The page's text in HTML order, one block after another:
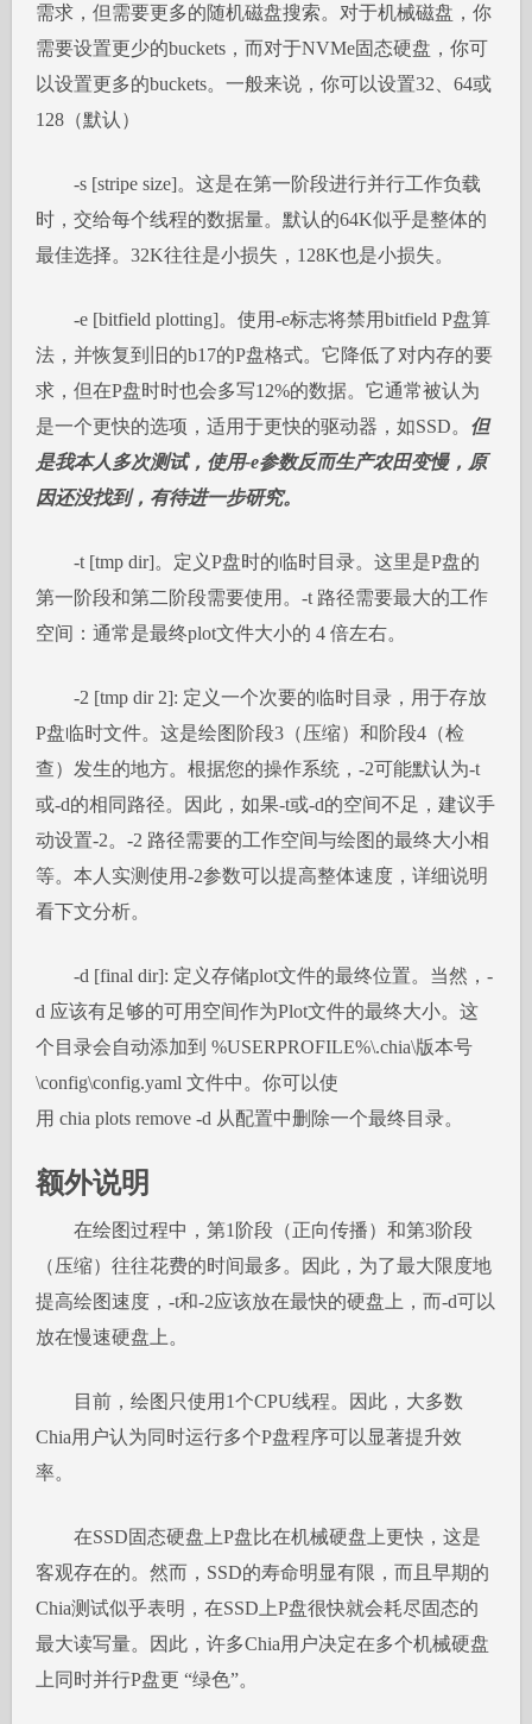
需求，但需要更多的随机磁盘搜索。对于机械磁盘，你
需要设置更少的buckets，而对于NVMe固态硬盘，你可
以设置更多的buckets。一般来说，你可以设置32、64或
128（默认）
-s [stripe size]。这是在第一阶段进行并行工作负载
时，交给每个线程的数据量。默认的64K似乎是整体的
最佳选择。32K往往是小损失，128K也是小损失。
-e [bitfield plotting]。使用-e标志将禁用bitfield P盘算
法，并恢复到旧的b17的P盘格式。它降低了对内存的要
求，但在P盘时时也会多写12%的数据。它通常被认为
是一个更快的选项，适用于更快的驱动器，如SSD。 但
是我本人多次测试，使用-e参数反而生产农田变慢，原
因还没找到，有待进一步研究。
-t [tmp dir]。定义P盘时的临时目录。这里是P盘的
第一阶段和第二阶段需要使用。-t 路径需要最大的工作
空间：通常是最终plot文件大小的 4 倍左右。
-2 [tmp dir 2]: 定义一个次要的临时目录，用于存放
P盘临时文件。这是绘图阶段3（压缩）和阶段4（检
查）发生的地方。根据您的操作系统，-2可能默认为-t
或-d的相同路径。因此，如果-t或-d的空间不足，建议手
动设置-2。-2 路径需要的工作空间与绘图的最终大小相
等。本人实测使用-2参数可以提高整体速度，详细说明
看下文分析。
-d [final dir]: 定义存储plot文件的最终位置。当然，-
d 应该有足够的可用空间作为Plot文件的最终大小。这
个目录会自动添加到 %USERPROFILE%\.chia\版本号
\config\config.yaml 文件中。你可以使
用 chia plots remove -d 从配置中删除一个最终目录。
额外说明
在绘图过程中，第1阶段（正向传播）和第3阶段
（压缩）往往花费的时间最多。因此，为了最大限度地
提高绘图速度，-t和-2应该放在最快的硬盘上，而-d可以
放在慢速硬盘上。
目前，绘图只使用1个CPU线程。因此，大多数
Chia用户认为同时运行多个P盘程序可以显著提升效
率。
在SSD固态硬盘上P盘比在机械硬盘上更快，这是
客观存在的。然而，SSD的寿命明显有限，而且早期的
Chia测试似乎表明，在SSD上P盘很快就会耗尽固态的
最大读写量。因此，许多Chia用户决定在多个机械硬盘
上同时并行P盘更 “绿色”。